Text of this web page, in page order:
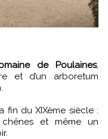
de Poulaines,
et d’un arboretum
du XIXème siècle :
chênes et même un